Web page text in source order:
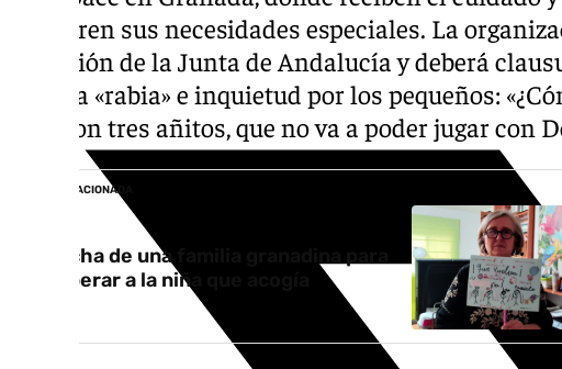
requieren sus necesidades especiales. La
licitación de la Junta de Andalucía y deberá
suscita «rabia» e inquietud por los pequeños:
hijo, con tres añitos, que no va a poder jugar con
NOTICIA RELACIONADA
La lucha de una familia granadina para
recuperar a la niña que acogía